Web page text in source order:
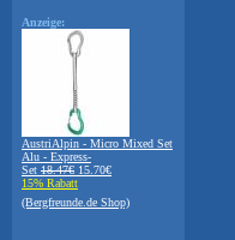
Anzeige:
AustriAlpin - Micro Mixed Set
Alu - Express-
Set 18.47€ 15.70€
15% Rabatt
(Bergfreunde.de Shop)